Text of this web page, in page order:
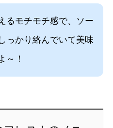
るモチモチ感で、ソー
っかり絡んでいて美味
～！